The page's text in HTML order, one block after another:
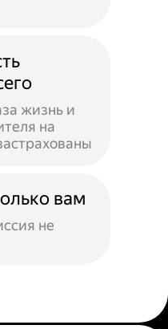
жизнь и
на
вам
не